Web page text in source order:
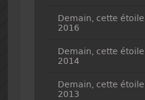
Demain, cette
2016
Demain, cette
2014
Demain, cette
2013